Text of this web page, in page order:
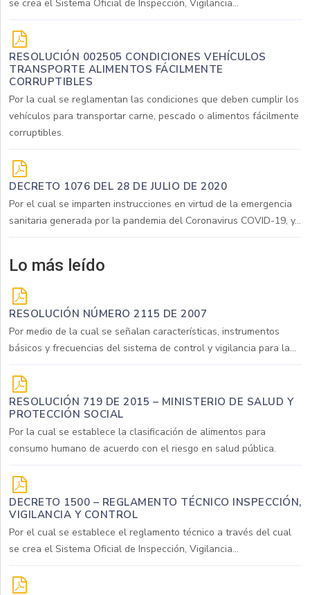
se crea el Sistema Oficial de Inspección, Vigilancia...
RESOLUCIÓN 002505 CONDICIONES VEHÍCULOS
TRANSPORTE ALIMENTOS FÁCILMENTE
CORRUPTIBLES
Por la cual se reglamentan las condiciones que deben cumplir los
vehículos para transportar carne, pescado o alimentos fácilmente
corruptibles.
DECRETO 1076 DEL 28 DE JULIO DE 2020
Por el cual se imparten instrucciones en virtud de la emergencia
sanitaria generada por la pandemia del Coronavirus COVID-19, y...
Lo más leído
RESOLUCIÓN NÚMERO 2115 DE 2007
Por medio de la cual se señalan características, instrumentos
básicos y frecuencias del sistema de control y vigilancia para la...
RESOLUCIÓN 719 DE 2015 – MINISTERIO DE SALUD Y
PROTECCIÓN SOCIAL
Por la cual se establece la clasificación de alimentos para
consumo humano de acuerdo con el riesgo en salud pública.
DECRETO 1500 – REGLAMENTO TÉCNICO INSPECCIÓN,
VIGILANCIA Y CONTROL
Por el cual se establece el reglamento técnico a través del cual
se crea el Sistema Oficial de Inspección, Vigilancia...